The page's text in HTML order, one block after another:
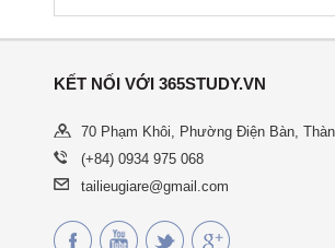
KẾT NỐI VỚI 365STUDY.VN
70 Phạm Khôi, Phường Điện Bàn,
(+84) 0934 975 068
tailieugiare@gmail.com